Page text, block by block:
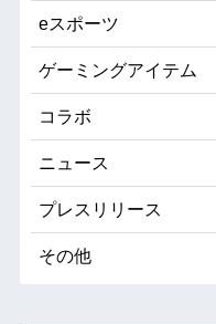
eスポーツ
ゲーミングアイテム
コラボ
ニュース
プレスリリース
その他